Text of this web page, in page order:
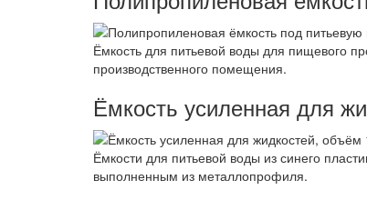
Ёмкость для питьевой воды для пищевого
производственного помещения.
Ёмкость усиленная для
Ёмкости для питьевой воды из синего
выполненным из металлопрофиля.